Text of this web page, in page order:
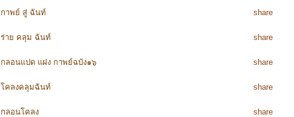
กาพย์ สู่ ฉันท์ share
ร่าย คลุม ฉันท์ share
กลอนแปด แฝง กาพย์ฉบัง๑๖ share
โคลงคลุมฉันท์ share
กลอนโคลง share